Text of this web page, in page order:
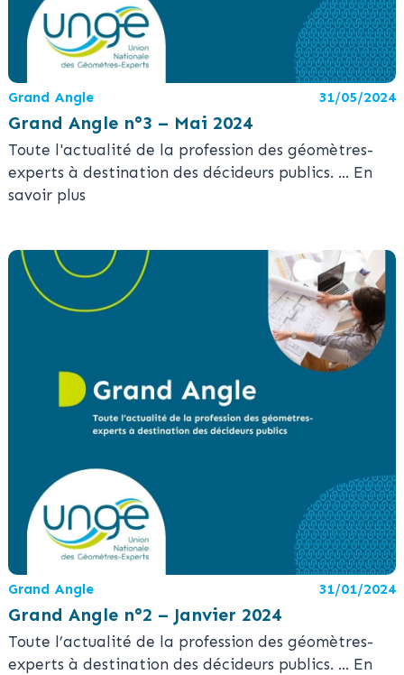
Grand Angle 31/05/2024
Grand Angle n°3 – Mai 2024
Toute l'actualité de la profession des géomètres-
experts à destination des décideurs publics. ... En
savoir plus
Grand Angle 31/01/2024
Grand Angle n°2 – Janvier 2024
Toute l’actualité de la profession des géomètres-
experts à destination des décideurs publics. ... En